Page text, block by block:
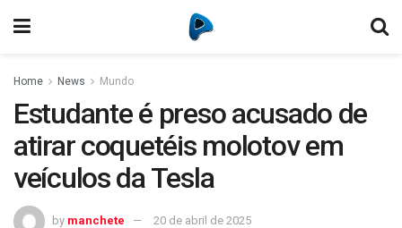
Home News Mundo
Estudante é preso acusado de
atirar coquetéis molotov em
veículos da Tesla
by manchete 20 de abril de 2025